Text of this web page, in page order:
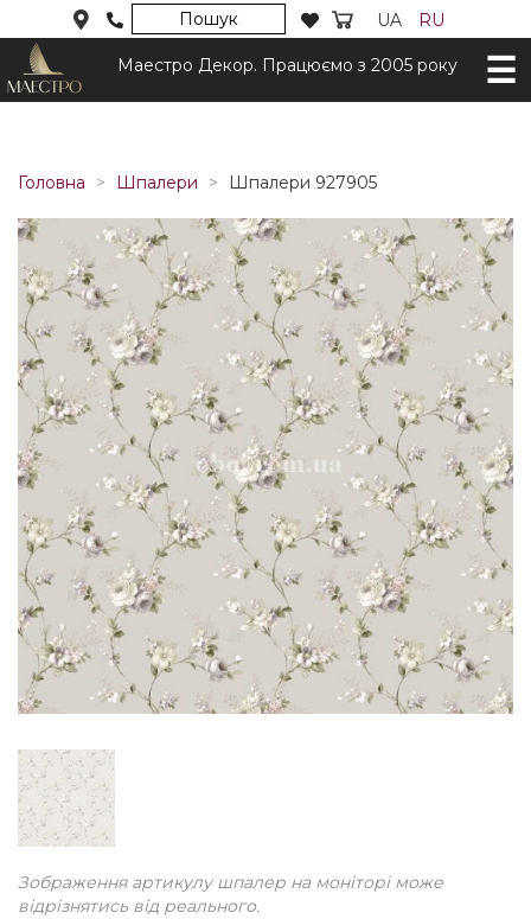
Пошук UA RU
Маестро Декор. Працюємо з 2005 року
Головна Шпалери Шпалери 927905
Зображення артикулу шпалер на моніторі може
відрізнятись від реального.